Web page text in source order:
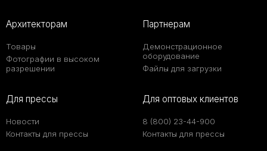
Архитекторам
Товары
Фотографии в высоком
разрешении
Партнерам
Демонстрационное
оборудование
Файлы для загрузки
Для прессы
Новости
Контакты для прессы
Для оптовых клиентов
8 (800) 23-44-900
Контакты для прессы